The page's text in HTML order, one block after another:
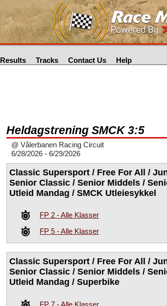
Results Tracks Contact Us Help
Heldagstrening SMCK 3:5
@ Vålerbanen Racing Circuit
6/28/2026 - 6/29/2026
Classic Supersport / Free For All /
Senior Classic / Senior Middels /
Utleid Mandag / SMCK Utleiesykkel
FP 2 - Alle Klasser
FP 5 - Alle Klasser
Classic Supersport / Free For All /
Senior Classic / Senior Middels /
Utleid Mandag / Superbike
FP 7 - Alle Klasser